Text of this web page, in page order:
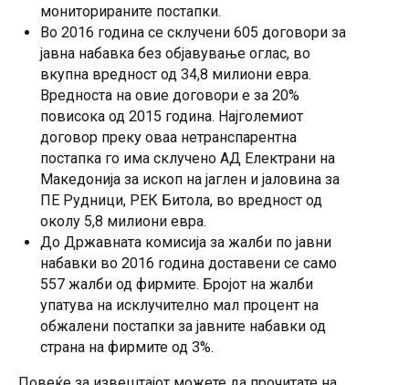
мониторираните постапки.
Во 2016 година се склучени 605 договори за
јавна набавка без објавување оглас, во
вкупна вредност од 34,8 милиони евра.
Вредноста на овие договори е за 20%
повисока од 2015 година. Најголемиот
договор преку оваа нетранспарентна
постапка го има склучено АД Електрани на
Македонија за ископ на јаглен и јаловина за
ПЕ Рудници, РЕК Битола, во вредност од
околу 5,8 милиони евра.
До Државната комисија за жалби по јавни
набавки во 2016 година доставени се само
557 жалби од фирмите. Бројот на жалби
упатува на исклучително мал процент на
обжалени постапки за јавните набавки од
страна на фирмите од 3%.